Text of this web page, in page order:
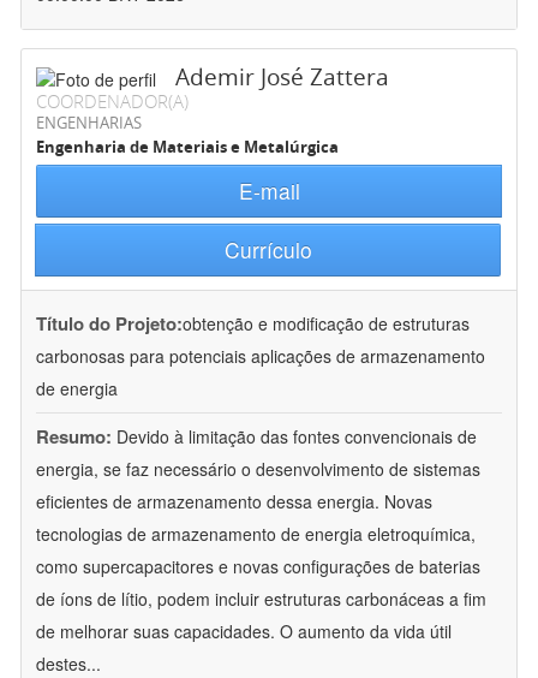
Ademir José Zattera
COORDENADOR(A)
ENGENHARIAS
Engenharia de Materiais e Metalúrgica
E-mail
Currículo
Título do Projeto:obtenção e modificação de estruturas
carbonosas para potenciais aplicações de armazenamento
de energia
Resumo: Devido à limitação das fontes convencionais de
energia, se faz necessário o desenvolvimento de sistemas
eficientes de armazenamento dessa energia. Novas
tecnologias de armazenamento de energia eletroquímica,
como supercapacitores e novas configurações de baterias
de íons de lítio, podem incluir estruturas carbonáceas a fim
de melhorar suas capacidades. O aumento da vida útil
destes...